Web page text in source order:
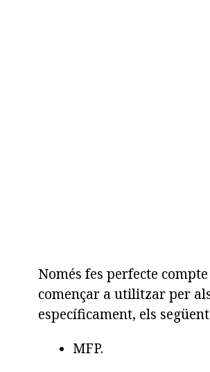
Només fes perfecte
començar a utilitzar per
específicament, els
MFP.